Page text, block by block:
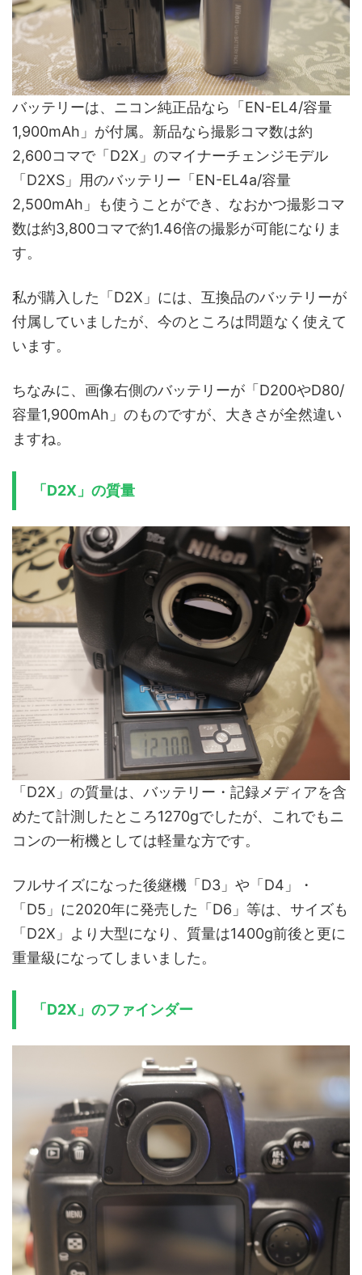
バッテリーは、ニコン純正品なら「EN-EL4/容量
1,900mAh」が付属。新品なら撮影コマ数は約
2,600コマで「D2X」のマイナーチェンジモデル
「D2XS」用のバッテリー「EN-EL4a/容量
2,500mAh」も使うことができ、なおかつ撮影コマ
数は約3,800コマで約1.46倍の撮影が可能になりま
す。
私が購入した「D2X」には、互換品のバッテリーが
付属していましたが、今のところは問題なく使えて
います。
ちなみに、画像右側のバッテリーが「D200やD80/
容量1,900mAh」のものですが、大きさが全然違い
ますね。
「D2X」の質量
「D2X」の質量は、バッテリー・記録メディアを含
めたて計測したところ1270gでしたが、これでもニ
コンの一桁機としては軽量な方です。
フルサイズになった後継機「D3」や「D4」・
「D5」に2020年に発売した「D6」等は、サイズも
「D2X」より大型になり、質量は1400g前後と更に
重量級になってしまいました。
「D2X」のファインダー